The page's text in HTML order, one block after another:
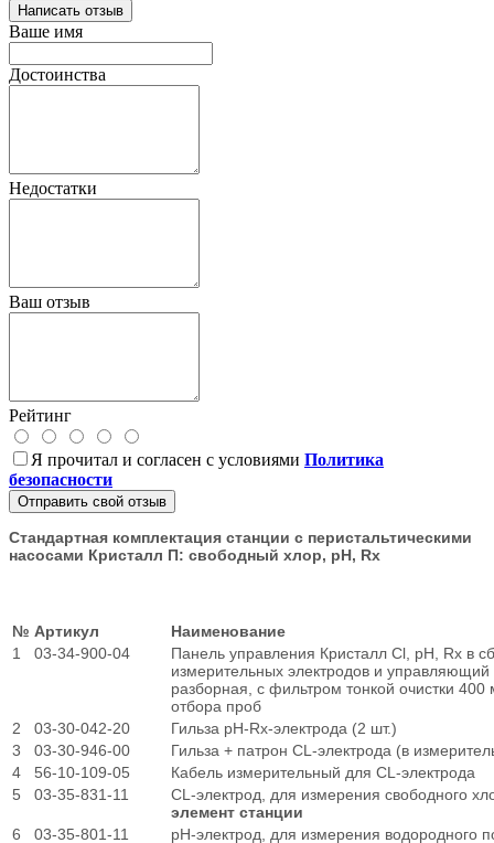
Написать отзыв
Ваше имя
Достоинства
Недостатки
Ваш отзыв
Рейтинг
Я прочитал и согласен с условиями Политика
безопасности
Отправить свой отзыв
Стандартная комплектация станции с перистальтическими
насосами Кристалл П: свободный хлор, рН, Rx
№ Артикул
Наименование
1
03-34-900-04
Панель управления Кристалл Cl, pH, Rx в
измерительных электродов и
разборная, с фильтром тонкой очистки
отбора проб
2
03-30-042-20
Гильза pH-Rx-электрода (2 шт.)
3
03-30-946-00
Гильза + патрон CL-электрода (в
4
56-10-109-05
Кабель измерительный для CL-электрода
5
03-35-831-11
CL-электрод, для измерения свободного
элемент станции
6
03-35-801-11 рН-электрод, для измерения водородного